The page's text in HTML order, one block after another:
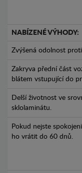
NABÍZENÉ VÝHODY:
Zvýšená odolnost
Zakryva přední část
blátem vstupující do
Delší životnost ve
sklolaminátu.
Pokud nejste
ho vrátit do 60 dnů.